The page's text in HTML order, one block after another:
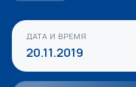
ДАТА И ВРЕМЯ
20.11.2019